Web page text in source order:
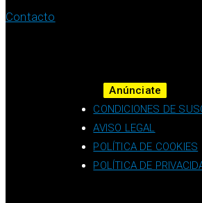
Contacto
Anúnciate
CONDICIONES DE
AVISO LEGAL
POLÍTICA DE COOKIES
POLÍTICA DE